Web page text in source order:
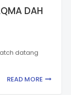
DAH
datang
READ MORE